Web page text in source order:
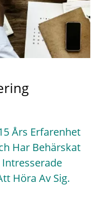
Års Erfarenhet
Har Behärskat
Höra Av Sig.